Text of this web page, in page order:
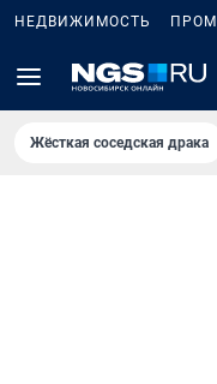
НЕДВИЖИМОСТЬ
Жёсткая соседская драка